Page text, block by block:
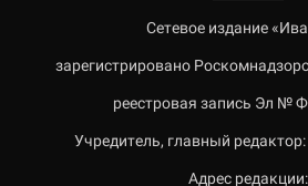
Сетевое издание
зарегистрировано
реестровая запись Эл №
Учредитель, главный
Адрес редакции: